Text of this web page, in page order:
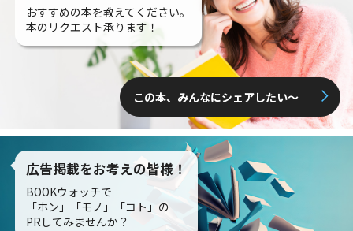
おすすめの本を教えてください。
本のリクエスト承ります！
この本、みんなにシェアしたい〜
広告掲載をお考えの皆様！
BOOKウォッチで
「ホン」「モノ」「コト」の
PRしてみませんか？